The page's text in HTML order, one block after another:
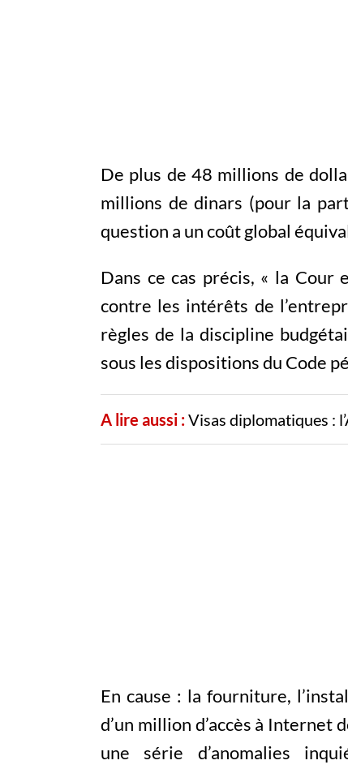
De plus de 48 millions de
millions de dinars (pour la
question a un coût global
Dans ce cas précis, « la
contre les intérêts de
règles de la discipline
sous les dispositions du Code
A lire aussi :Visas diplomatiques :
En cause : la fourniture,
d’un million d’accès à Internet
une série d’anomalies